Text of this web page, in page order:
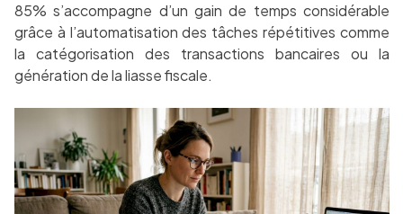
85% s’accompagne d’un gain de temps considérable
grâce à l’automatisation des tâches répétitives comme
la catégorisation des transactions bancaires ou la
génération de la liasse fiscale.